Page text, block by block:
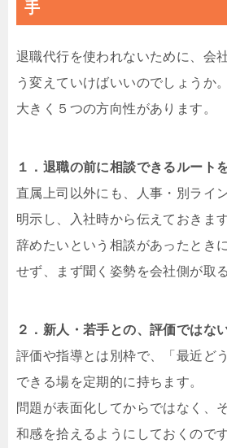
手
退職代行を使われないために、会
う変えていけばいいのでしょうか。
大きく５つの方向性があります。
１．退職の前に相談できるルート
直属上司以外にも、人事・別ライ
明示し、入社時から伝えておきます
辞めたいという相談があったとき
せず、まず聞く姿勢を会社側が取
２．新人・若手との、評価ではな
評価や指導とは別枠で、「最近ど
できる場を定期的に持ちます。
問題が表面化してからではなく、
和感を拾えるようにしておくのです